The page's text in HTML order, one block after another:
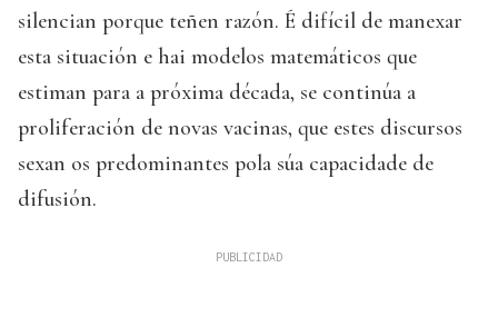
silencian porque teñen razón. É difícil de manexar
esta situación e hai modelos matemáticos que
estiman para a próxima década, se continúa a
proliferación de novas vacinas, que estes discursos
sexan os predominantes pola súa capacidade de
difusión.